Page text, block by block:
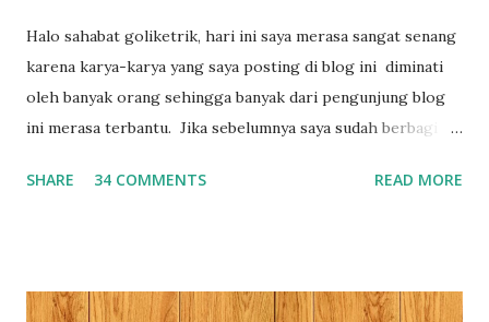
Halo sahabat goliketrik, hari ini saya merasa sangat senang
karena karya-karya yang saya posting di blog ini diminati
oleh banyak orang sehingga banyak dari pengunjung blog
ini merasa terbantu. Jika sebelumnya saya sudah berbagi 3
Curriculum Vitae (CV) hari ini saya akan berbagi 30+
bahwa pada saat membuat laporan, membuat proposal dan
SHARE 34 COMMENTS READ MORE